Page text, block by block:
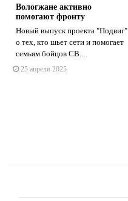
Вологжане активно
помогают фронту
Новый выпуск проекта "Подвиг"
о тех, кто шьет сети и помогает
семьям бойцов СВ...
25 апреля 2025